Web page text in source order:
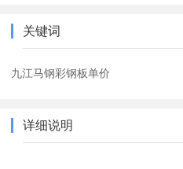
关键词
九江马钢彩钢板单价
详细说明